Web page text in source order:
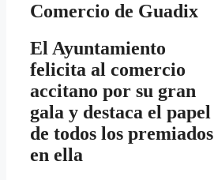
Comercio de Guadix
El Ayuntamiento
felicita al comercio
accitano por su gran
gala y destaca el papel
de todos los premiados
en ella